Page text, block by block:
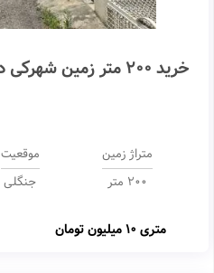
خرید 200 متر زمین شهرکی در نوشهر
متراژ زمین
200 متر
موقعیت
جنگلی
متری 10 میلیون تومان